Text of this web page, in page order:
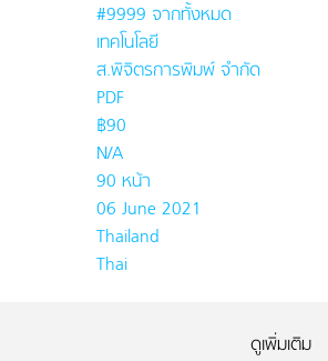
#9999 จากทั้งหมด
เทคโนโลยี
ส.พิจิตรการพิมพ์ จำกัด
PDF
฿90
N/A
90 หน้า
06 June 2021
Thailand
Thai
ดูเพิ่มเติม